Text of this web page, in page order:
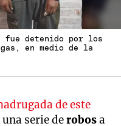
detenido por los
en medio de la
de este
una serie derobosa